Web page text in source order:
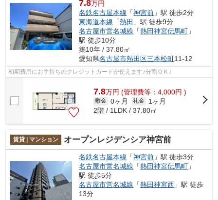
7.8万円
名鉄名古屋本線 「神宮前 」駅 徒歩2分
東海道本線 「熱田 」駅 徒歩9分
名古屋市営名城線 「熱田神宮伝馬町 」
駅 徒歩10分
築10年 / 37.80㎡
愛知県名古屋市熱田区三本松町11-12
初期費用にお手持ちのクレジットカードが使えます♪分割ＯＫ♪
7.8万円 (管理費等：4,000円 )
敷金 0ヶ月 礼金
1ヶ月
2階 / 1LDK / 37.80㎡
賃貸 | マンション オープンレジデンシア神宮前
名鉄名古屋本線 「神宮前 」駅 徒歩3分
名古屋市営名城線 「熱田神宮伝馬町 」
駅 徒歩5分
名古屋市営名城線 「熱田神宮西 」駅 徒歩
13分